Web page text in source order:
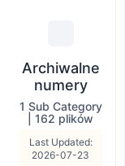
Archiwalne
numery
1 Sub Category
162 plików
Last Updated:
2026-07-23